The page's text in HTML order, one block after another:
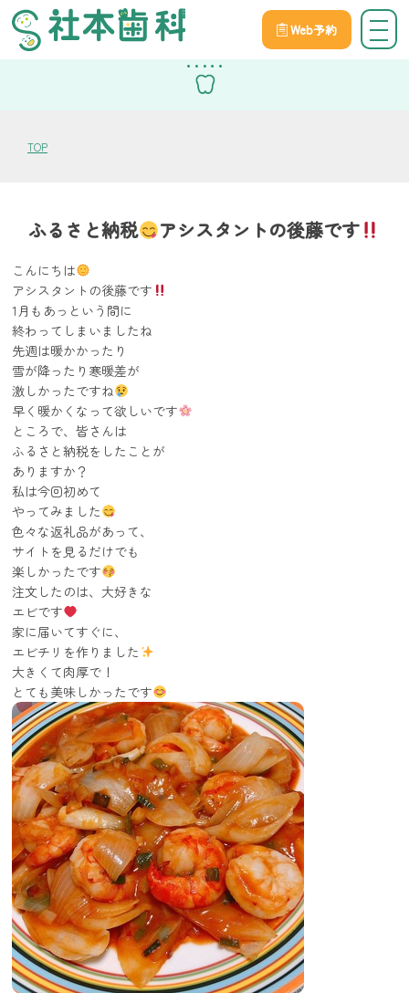
Web予約
スタッフブログ
TOP
ふるさと納税 アシスタントの後藤です
こんにちは
アシスタントの後藤です
1月もあっという間に
終わってしまいましたね
先週は暖かかったり
雪が降ったり寒暖差が
激しかったですね
早く暖かくなって欲しいです
ところで、皆さんは
ふるさと納税をしたことが
ありますか？
私は今回初めて
やってみました
色々な返礼品があって、
サイトを見るだけでも
楽しかったです
注文したのは、大好きな
エビです
家に届いてすぐに、
エビチリを作りました
大きくて肉厚で！
とても美味しかったです